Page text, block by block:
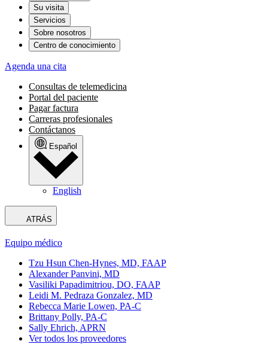
Su visita
Servicios
Sobre nosotros
Centro de conocimiento
Agenda una cita
Consultas de telemedicina
Portal del paciente
Pagar factura
Carreras profesionales
Contáctanos
Español
English
ATRÁS
Equipo médico
Tzu Hsun Chen-Hynes, MD, FAAP
Alexander Panvini, MD
Vasiliki Papadimitriou, DO, FAAP
Leidi M. Pedraza Gonzalez, MD
Rebecca Marie Lowen, PA-C
Brittany Polly, PA-C
Sally Ehrich, APRN
Ver todos los proveedores